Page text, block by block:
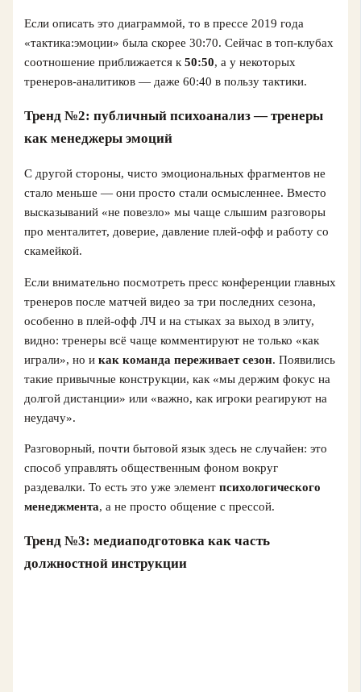
Если описать это диаграммой, то в прессе 2019 года
«тактика:эмоции» была скорее 30:70. Сейчас в топ‑клубах
соотношение приближается к50:50, а у некоторых
тренеров‑аналитиков — даже 60:40 в пользу тактики.
Тренд №2: публичный психоанализ — тренеры
как менеджеры эмоций
С другой стороны, чисто эмоциональных фрагментов не
стало меньше — они просто стали осмысленнее. Вместо
высказываний «не повезло» мы чаще слышим разговоры
про менталитет, доверие, давление плей‑офф и работу со
скамейкой.
Если внимательно посмотреть пресс конференции главных
тренеров после матчей видео за три последних сезона,
особенно в плей‑офф ЛЧ и на стыках за выход в элиту,
видно: тренеры всё чаще комментируют не только «как
играли», но икак команда переживает сезон. Появились
такие привычные конструкции, как «мы держим фокус на
долгой дистанции» или «важно, как игроки реагируют на
неудачу».
Разговорный, почти бытовой язык здесь не случайен: это
способ управлять общественным фоном вокруг
раздевалки. То есть это уже элементпсихологического
менеджмента, а не просто общение с прессой.
Тренд №3: медиаподготовка как часть
должностной инструкции